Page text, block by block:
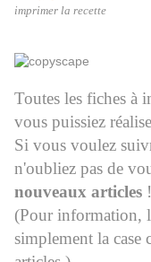
imprimer la recette
Toutes les fiches à
vous puissiez
Si vous voulez
n'oubliez pas de
nouveaux articles !
(Pour information,
simplement la case